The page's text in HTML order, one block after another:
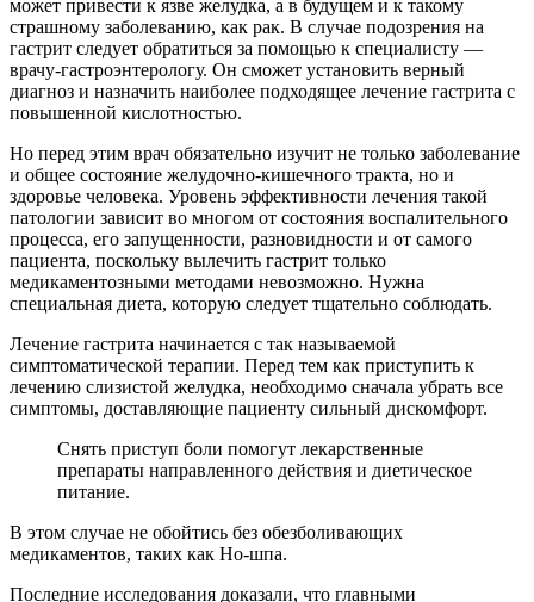
может привести к язве желудка, а в будущем и к такому
страшному заболеванию, как рак. В случае подозрения на
гастрит следует обратиться за помощью к специалисту —
врачу-гастроэнтерологу. Он сможет установить верный
диагноз и назначить наиболее подходящее лечение гастрита с
повышенной кислотностью.
Но перед этим врач обязательно изучит не только заболевание
и общее состояние желудочно-кишечного тракта, но и
здоровье человека. Уровень эффективности лечения такой
патологии зависит во многом от состояния воспалительного
процесса, его запущенности, разновидности и от самого
пациента, поскольку вылечить гастрит только
медикаментозными методами невозможно. Нужна
специальная диета, которую следует тщательно соблюдать.
Лечение гастрита начинается с так называемой
симптоматической терапии. Перед тем как приступить к
лечению слизистой желудка, необходимо сначала убрать все
симптомы, доставляющие пациенту сильный дискомфорт.
Снять приступ боли помогут лекарственные
препараты направленного действия и диетическое
питание.
В этом случае не обойтись без обезболивающих
медикаментов, таких как Но-шпа.
Последние исследования доказали, что главными